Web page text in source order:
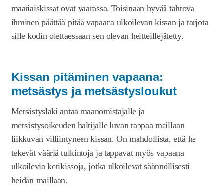
maatiaiskissat ovat vaarassa. Toisinaan hyvää tahtova
ihminen päättää pitää vapaana ulkoilevan kissan ja tarjota
sille kodin olettaessaan sen olevan heitteillejätetty.
Kissan pitäminen vapaana:
metsästys ja metsästysloukut
Metsästyslaki antaa maanomistajalle ja
metsästysoikeuden haltijalle luvan tappaa maillaan
liikkuvan villiintyneen kissan. On mahdollista, että he
tekevät vääriä tulkintoja ja tappavat myös vapaana
ulkoilevia kotikissoja, jotka ulkoilevat säännöllisesti
heidän maillaan.